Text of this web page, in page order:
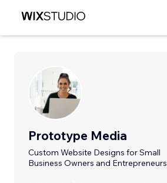
Prototype Media
Custom Website Designs for Small
Business Owners and Entrepreneurs